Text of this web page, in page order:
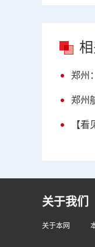
郑州
郑州
【
关于我们
关于本网